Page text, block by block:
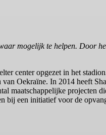
mogelijk te helpen. Door
center opgezet in het
Oekraïne. In 2014 heeft
maatschappelijke projecten
bij een initiatief voor de